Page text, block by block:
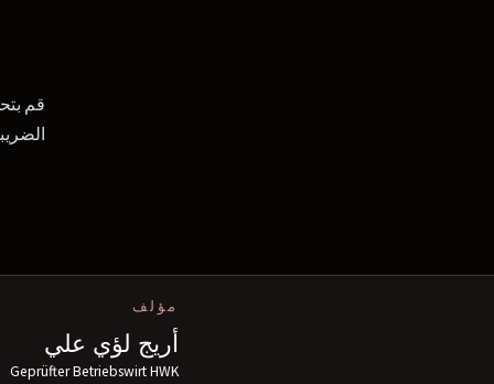
مؤلف
أريج لؤي علي
Geprüfter Betriebswirt HWK